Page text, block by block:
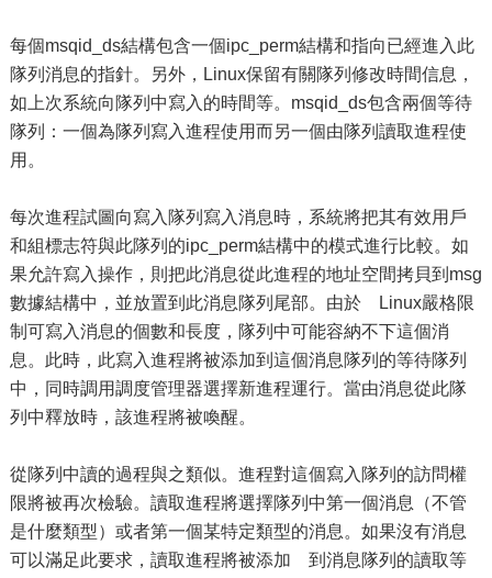
每個msqid_ds結構包含一個ipc_perm結構和指向已經進入此
隊列消息的指針。另外，Linux保留有關隊列修改時間信息，
如上次系統向隊列中寫入的時間等。msqid_ds包含兩個等待
隊列：一個為隊列寫入進程使用而另一個由隊列讀取進程使
用。
每次進程試圖向寫入隊列寫入消息時，系統將把其有效用戶
和組標志符與此隊列的ipc_perm結構中的模式進行比較。如
果允許寫入操作，則把此消息從此進程的地址空間拷貝到msg
數據結構中，並放置到此消息隊列尾部。由於 Linux嚴格限
制可寫入消息的個數和長度，隊列中可能容納不下這個消
息。此時，此寫入進程將被添加到這個消息隊列的等待隊列
中，同時調用調度管理器選擇新進程運行。當由消息從此隊
列中釋放時，該進程將被喚醒。
從隊列中讀的過程與之類似。進程對這個寫入隊列的訪問權
限將被再次檢驗。讀取進程將選擇隊列中第一個消息（不管
是什麼類型）或者第一個某特定類型的消息。如果沒有消息
可以滿足此要求，讀取進程將被添加 到消息隊列的讀取等